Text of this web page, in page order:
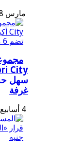
مارس 18, 2025
غرفة